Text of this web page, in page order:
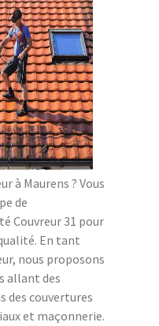
à Maurens ? Vous
de
Couvreur 31 pour
En tant
nous proposons
allant des
des couvertures
et maçonnerie.